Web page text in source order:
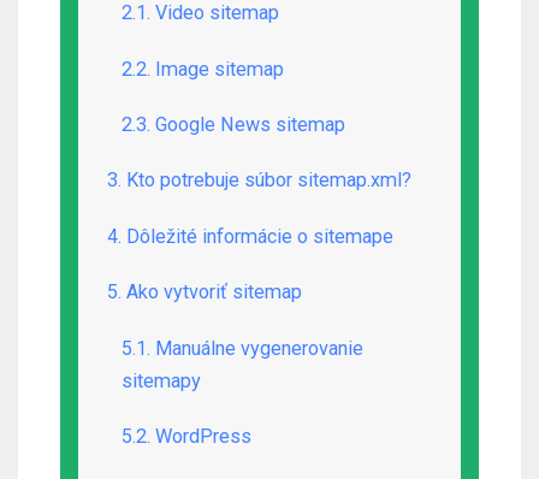
2.1. Video sitemap
2.2. Image sitemap
2.3. Google News sitemap
3. Kto potrebuje súbor sitemap.xml?
4. Dôležité informácie o sitemape
5. Ako vytvoriť sitemap
5.1. Manuálne vygenerovanie
sitemapy
5.2. WordPress